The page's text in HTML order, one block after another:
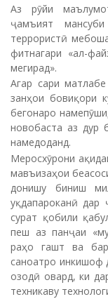
Аз рӯйи
ҷамъият
террористӣ
фитнагари «ал-
мегирад».
Агар сари
занҳои бовиқори
бегонаро
новобаста аз дур
намедоданд.
Меросхӯрони
мавъизаҳои
донишу биниш
уқдапароканӣ
сурат қобили
пеш аз панҷаи
раҳо гашт ва
саноатро инкишоф
озодӣ овард, ки
техникаву